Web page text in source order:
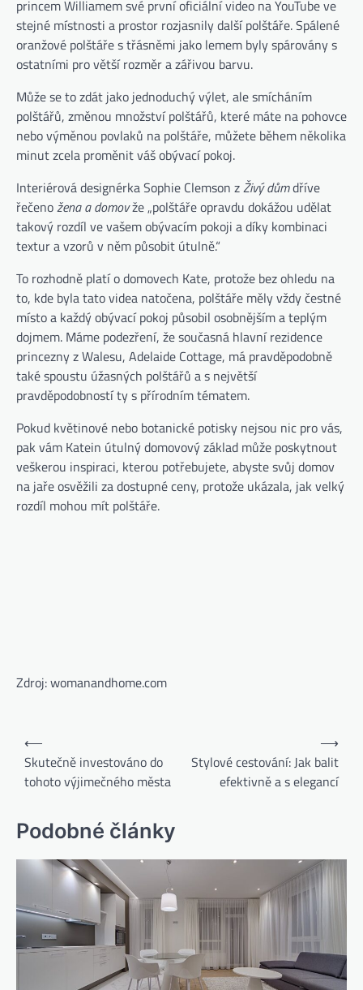
princem Williamem své první oficiální video na YouTube ve
stejné místnosti a prostor rozjasnily další polštáře. Spálené
oranžové polštáře s třásněmi jako lemem byly spárovány s
ostatními pro větší rozměr a zářivou barvu.
Může se to zdát jako jednoduchý výlet, ale smícháním
polštářů, změnou množství polštářů, které máte na pohovce
nebo výměnou povlaků na polštáře, můžete během několika
minut zcela proměnit váš obývací pokoj.
Interiérová designérka Sophie Clemson zŽivý důmdříve
řečenožena a domovže „polštáře opravdu dokážou udělat
takový rozdíl ve vašem obývacím pokoji a díky kombinaci
textur a vzorů v něm působit útulně.“
To rozhodně platí o domovech Kate, protože bez ohledu na
to, kde byla tato videa natočena, polštáře měly vždy čestné
místo a každý obývací pokoj působil osobnějším a teplým
dojmem. Máme podezření, že současná hlavní rezidence
princezny z Walesu, Adelaide Cottage, má pravděpodobně
také spoustu úžasných polštářů a s největší
pravděpodobností ty s přírodním tématem.
Pokud květinové nebo botanické potisky nejsou nic pro vás,
pak vám Katein útulný domovový základ může poskytnout
veškerou inspiraci, kterou potřebujete, abyste svůj domov
na jaře osvěžili za dostupné ceny, protože ukázala, jak velký
rozdíl mohou mít polštáře.
Zdroj: womanandhome.com
⟵
Skutečně investováno do
tohoto výjimečného města
Stylové cestování: Jak balit
efektivně a s elegancí
⟶
Podobné články